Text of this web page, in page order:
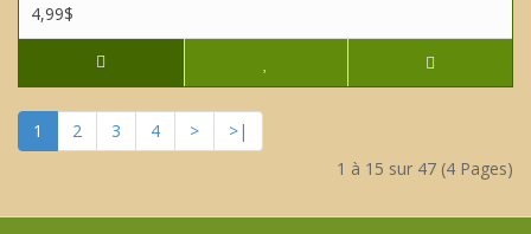
4,99$
1 2 3 4 >
>|
1 à 15 sur 47 (4 Pages)